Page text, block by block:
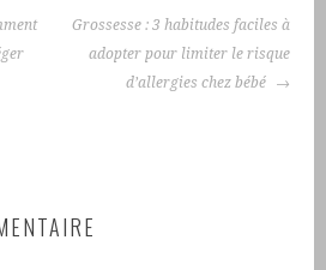
Grossesse : 3 habitudes faciles à
adopter pour limiter le risque
d’allergies chez bébé